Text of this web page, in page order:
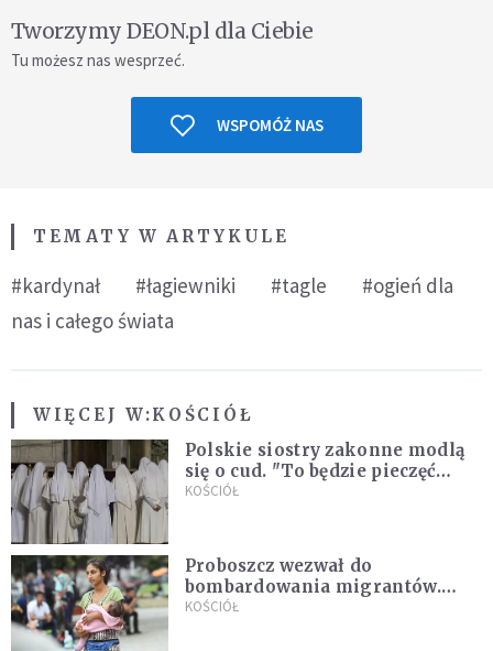
Tworzymy DEON.pl dla Ciebie
Tu możesz nas wesprzeć.
WSPOMÓŻ NAS
TEMATY W ARTYKULE
#kardynał #łagiewniki #tagle
#ogień dla
nas i całego świata
WIĘCEJ W:KOŚCIÓŁ
Polskie siostry zakonne modlą
się o cud. "To będzie pieczęć
Pana Boga dla naszej wiary"
KOŚCIÓŁ
Proboszcz wezwał do
bombardowania migrantów.
"Masowy ogień przeciwko
KOŚCIÓŁ